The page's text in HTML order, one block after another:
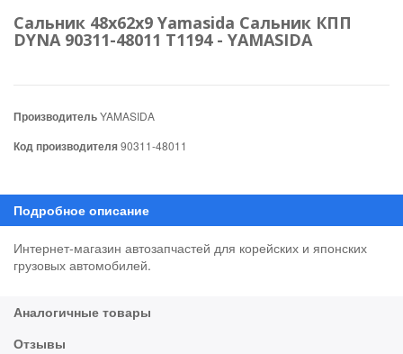
Сальник 48х62х9 Yamasida Сальник КПП
DYNA 90311-48011 T1194 - YAMASIDA
ПроизводительYAMASIDA
Код производителя90311-48011
Интернет-магазин автозапчастей для корейских и японских
грузовых автомобилей.